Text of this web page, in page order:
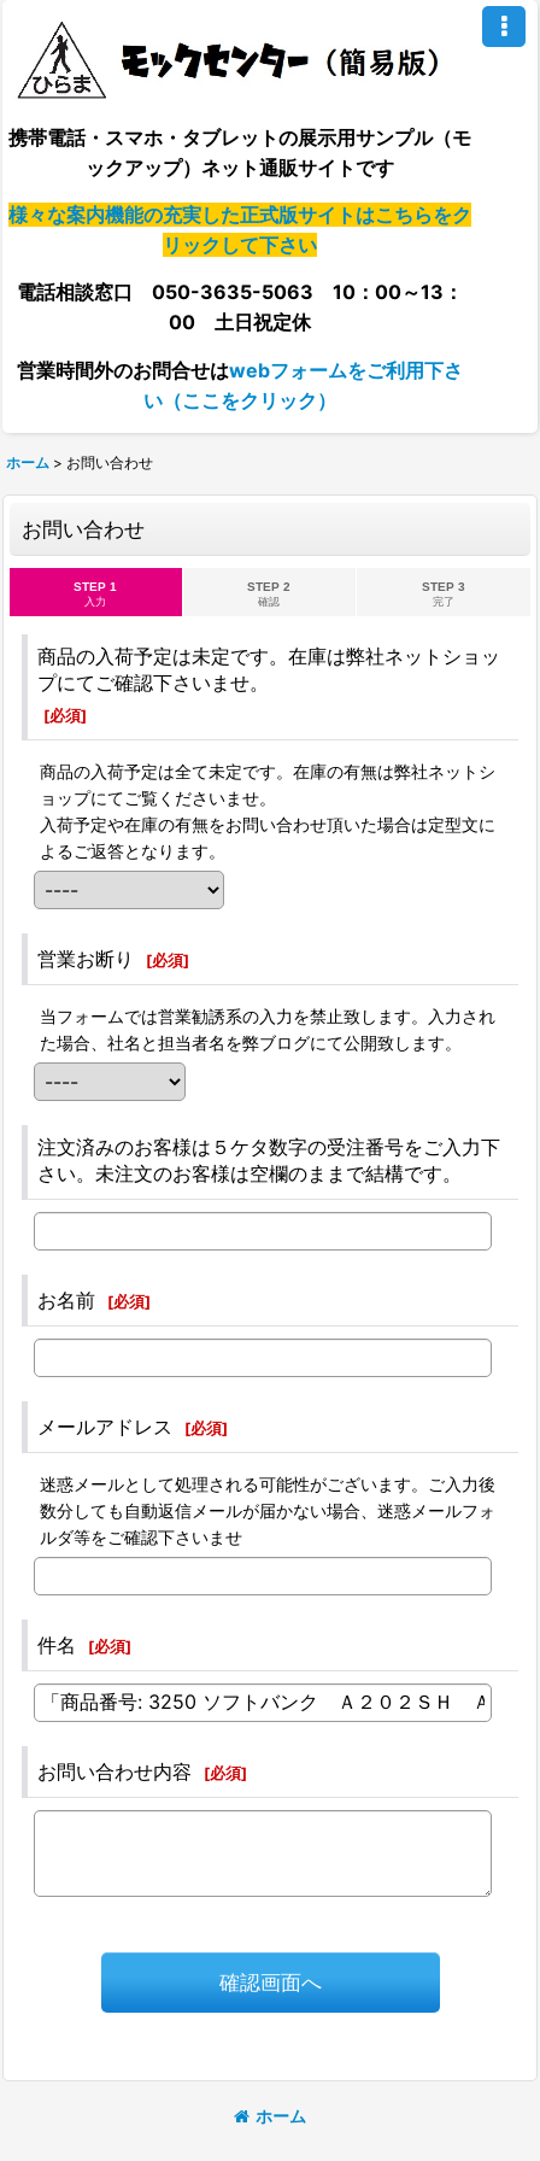
携帯電話・スマホ・タブレットの展示用サンプル（モ
ックアップ）ネット通販サイトです
様々な案内機能の充実した正式版サイトはこちらをク
リックして下さい
電話相談窓口 050-3635-5063 10：00～13：
00 土日祝定休
営業時間外のお問合せはwebフォームをご利用下さ
い（ここをクリック）
ホーム > お問い合わせ
お問い合わせ
STEP 1
入力
STEP 2
確認
STEP 3
完了
商品の入荷予定は未定です。在庫は弊社ネットショッ
プにてご確認下さいませ。
[必須]
商品の入荷予定は全て未定です。在庫の有無は弊社ネットシ
ョップにてご覧くださいませ。
入荷予定や在庫の有無をお問い合わせ頂いた場合は定型文に
よるご返答となります。
営業お断り [必須]
当フォームでは営業勧誘系の入力を禁止致します。入力され
た場合、社名と担当者名を弊ブログにて公開致します。
注文済みのお客様は５ケタ数字の受注番号をご入力下
さい。未注文のお客様は空欄のままで結構です。
お名前 [必須]
メールアドレス [必須]
迷惑メールとして処理される可能性がございます。ご入力後
数分しても自動返信メールが届かない場合、迷惑メールフォ
ルダ等をご確認下さいませ
件名 [必須]
お問い合わせ内容 [必須]
確認画面へ
ホーム